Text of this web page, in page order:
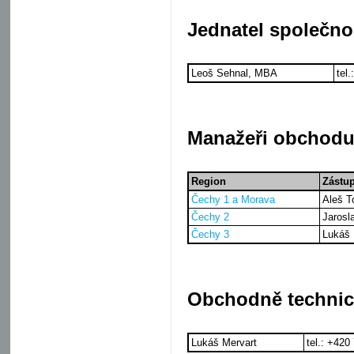
Jednatel
Leoš Sehnal, MBA
Manažeři
Region
Čechy 1 a Morava
Aleš
Čechy 2
Čechy 3
Lukáš
Obchodně
Lukáš Mervart tel.: +420